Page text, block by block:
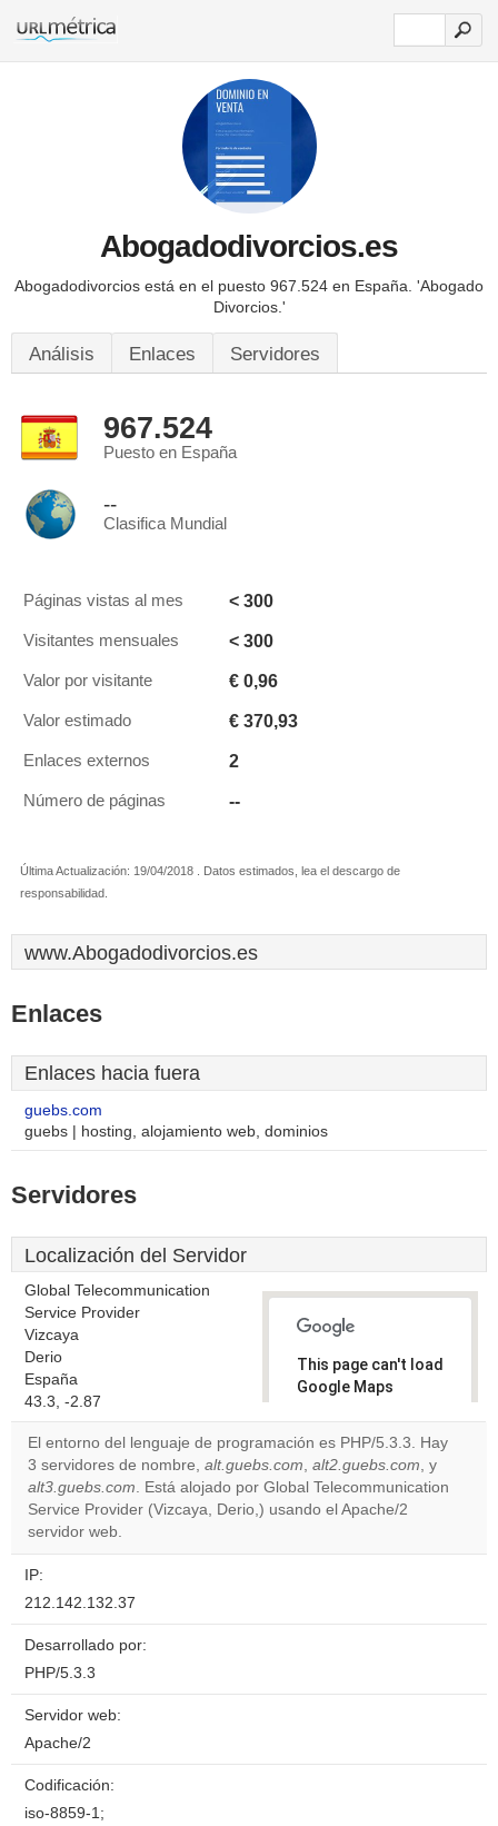
Abogadodivorcios.es
Abogadodivorcios está en el puesto 967.524 en España. 'Abogado
Divorcios.'
Análisis Enlaces Servidores
967.524
Puesto en España
--
Clasifica Mundial
Páginas vistas al mes < 300
Visitantes mensuales < 300
Valor por visitante € 0,96
Valor estimado € 370,93
Enlaces externos 2
Número de páginas --
Última Actualización: 19/04/2018 . Datos estimados, lea el descargo de
responsabilidad.
www.Abogadodivorcios.es
Enlaces
Enlaces hacia fuera
guebs.com
guebs | hosting, alojamiento web, dominios
Servidores
Localización del Servidor
Global Telecommunication
Service Provider
Vizcaya
Derio
España
43.3, -2.87
This page can't load
Google Maps
Do you
own this
website?
OK
El entorno del lenguaje de programación es PHP/5.3.3. Hay
3 servidores de nombre, alt.guebs.com, alt2.guebs.com, y
alt3.guebs.com. Está alojado por Global Telecommunication
Service Provider (Vizcaya, Derio,) usando el Apache/2
servidor web.
IP:
212.142.132.37
Desarrollado por:
PHP/5.3.3
Servidor web:
Apache/2
Codificación:
iso-8859-1;